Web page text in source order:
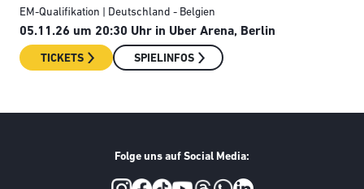
EM-Qualifikation | Deutschland - Belgien
05.11.26 um 20:30 Uhr in Uber Arena, Berlin
TICKETS SPIELINFOS
Folge uns auf Social Media: